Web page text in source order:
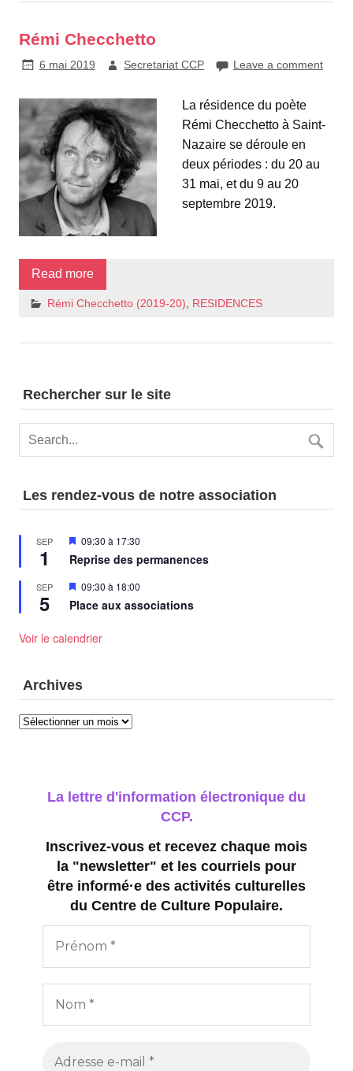
Rémi Checchetto
6 mai 2019 Secretariat CCP Leave a comment
La résidence du poète
Rémi Checchetto à Saint-
Nazaire se déroule en
deux périodes : du 20 au
31 mai, et du 9 au 20
septembre 2019.
Read more
Rémi Checchetto (2019-20) RESIDENCES
Rechercher sur le site
Les rendez-vous de notre association
SEP
1
Mis
avant
09:30 à 17:30
Reprise des permanences
SEP
5
Mis
avant
09:30 à 18:00
Place aux associations
Voir le calendrier
Archives
Archives
La lettre d'information électronique du
CCP.
Inscrivez-vous et recevez chaque mois
la "newsletter" et les courriels pour
être informé·e des activités culturelles
du Centre de Culture Populaire.